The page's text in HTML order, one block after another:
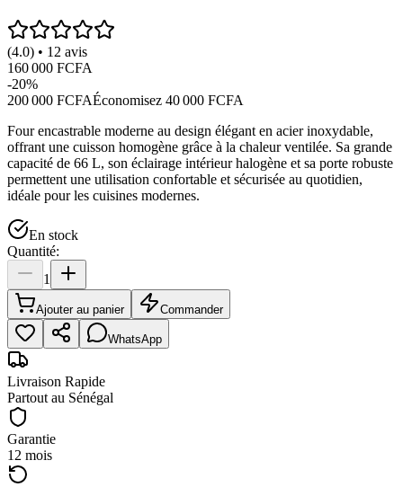
(4.0) • 12 avis
160 000 FCFA
-20%
200 000 FCFAÉconomisez 40 000 FCFA
Four encastrable moderne au design élégant en acier inoxydable,
offrant une cuisson homogène grâce à la chaleur ventilée. Sa grande
capacité de 66 L, son éclairage intérieur halogène et sa porte robuste
permettent une utilisation confortable et sécurisée au quotidien,
idéale pour les cuisines modernes.
En stock
Quantité:
1
Ajouter au panier Commander
WhatsApp
Livraison Rapide
Partout au Sénégal
Garantie
12 mois